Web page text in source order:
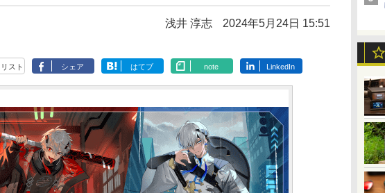
浅井 淳志 2024年5月24日 15:51
リスト シェア はてブ note LinkedIn